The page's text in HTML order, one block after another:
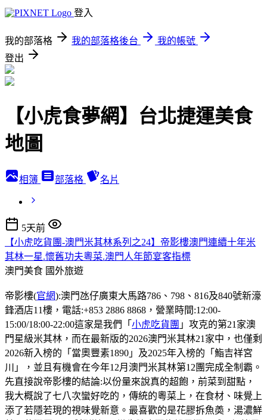
登入
我的部落格 我的部落格後台
我的帳號
登出
【小虎食夢網】台北捷運美食
地圖
相簿 部落格 名片
5天前
【小虎吃貨團-澳門米其林系列之24】帝影樓澳門連續十年米
其林一星.懷舊功夫粵菜.澳門人年節宴客指標
澳門美食 國外旅遊
帝影樓(官網):澳門氹仔廣東大馬路786、798、816及840號新濠
鋒酒店11樓，電話:+853 2886 8868，營業時間:12:00-
15:00/18:00-22:00這家是我們「 小虎吃貨團 」攻克的第21家澳
門星級米其林，而在最新版的2026澳門米其林21家中，也僅剩
2026新入榜的「當奧豐素1890」及2025年入榜的「鮨吉祥宮
川」，並且有機會在今年12月澳門米其林第12團完成全制霸。
先直接說帝影樓的結論:以份量來說真的超飽，前菜到甜點，
我大概說了七八次蠻好吃的，傳統的粵菜上，在食材、味覺上
添了若隱若現的視味覺新意。最喜歡的是花膠拆魚𡙡，湯濃鮮